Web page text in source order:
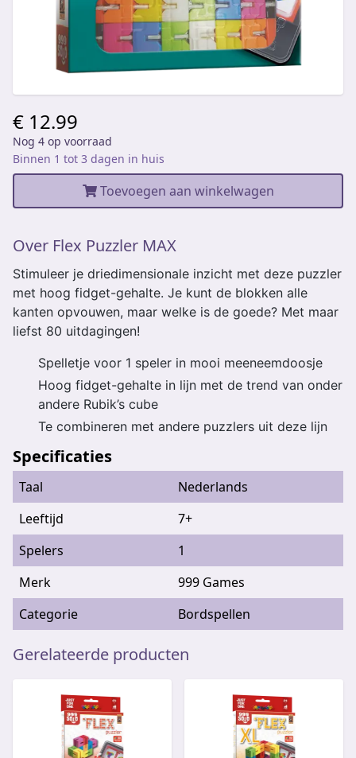
€ 12.99
Nog 4 op voorraad
Binnen 1 tot 3 dagen in huis
Toevoegen aan winkelwagen
Over Flex Puzzler MAX
Stimuleer je driedimensionale inzicht met deze puzzler
met hoog fidget-gehalte. Je kunt de blokken alle
kanten opvouwen, maar welke is de goede? Met maar
liefst 80 uitdagingen!
Spelletje voor 1 speler in mooi meeneemdoosje
Hoog fidget-gehalte in lijn met de trend van onder
andere Rubik’s cube
Te combineren met andere puzzlers uit deze lijn
Specificaties
Taal
Nederlands
Leeftijd
7+
Spelers
1
Merk
999 Games
Categorie
Bordspellen
Gerelateerde producten